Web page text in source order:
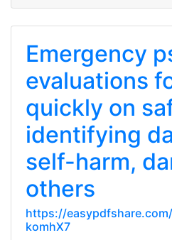
Emergency
evaluations
quickly on
identifying
self-harm,
others
https://easypdfshare.com/
komhX7